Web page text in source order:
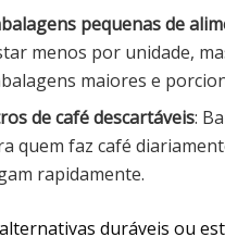
pequenas de
menos por unidade,
maiores e
de café descartáveis:
quem faz café
rapidamente.
duráveis ou